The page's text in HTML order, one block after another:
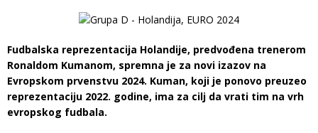
Fudbalska reprezentacija Holandije, predvođena trenerom
Ronaldom Kumanom, spremna je za novi izazov na
Evropskom prvenstvu 2024. Kuman, koji je ponovo preuzeo
reprezentaciju 2022. godine, ima za cilj da vrati tim na vrh
evropskog fudbala.